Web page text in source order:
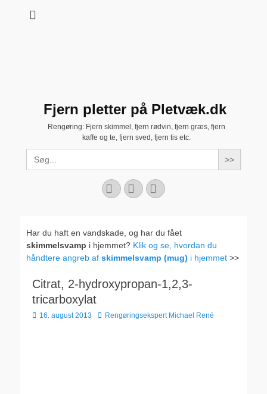
Fjern pletter på Pletvæk.dk
Rengøring: Fjern skimmel, fjern rødvin, fjern græs, fjern
kaffe og te, fjern sved, fjern tis etc.
Search
for:
Facebook
YouTubeInstagram
Har du haft en vandskade, og har du fået
skimmelsvamp i hjemmet? Klik og se, hvordan du
håndtere angreb af skimmelsvamp (mug) i hjemmet >>
Citrat, 2-hydroxypropan-1,2,3-
tricarboxylat
Udgivet
16. august 2013 Forfatter
Rengøringsekspert Michael René